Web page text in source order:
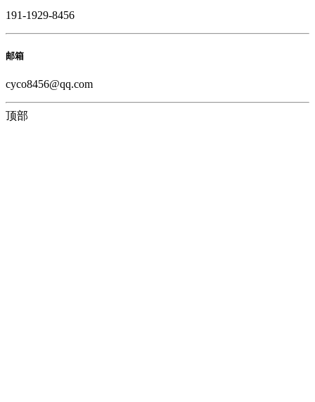
191-1929-8456
邮箱
cyco8456@qq.com
顶部